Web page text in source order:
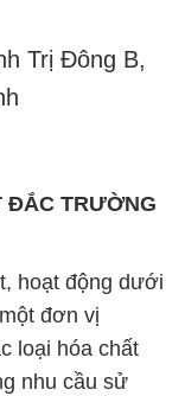
Trị Đông B,
ĐẮC TRƯỜNG
hoạt động dưới
đơn vị
loại hóa chất
nhu cầu sử